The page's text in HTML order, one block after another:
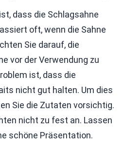
dass die Schlagsahne
oft, wenn die Sahne
Sie darauf, die
vor der Verwendung zu
ist, dass die
nicht gut halten. Um dies
Sie die Zutaten vorsichtig.
nicht zu fest an. Lassen
schöne Präsentation.